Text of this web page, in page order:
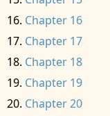
Chapter 16
Chapter 17
Chapter 18
Chapter 19
Chapter 20